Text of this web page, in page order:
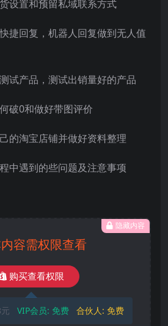
设置和预留私域联系方式
捷回复，机器人回复做到无人值
试产品，测试出销量好的产品
破0和做好带图评价
的淘宝店铺并做好资料整理
中遇到的些问题及注意事项
隐藏内容
容需权限查看
购买查看权限
VIP会员: 免费 合伙人: 免费